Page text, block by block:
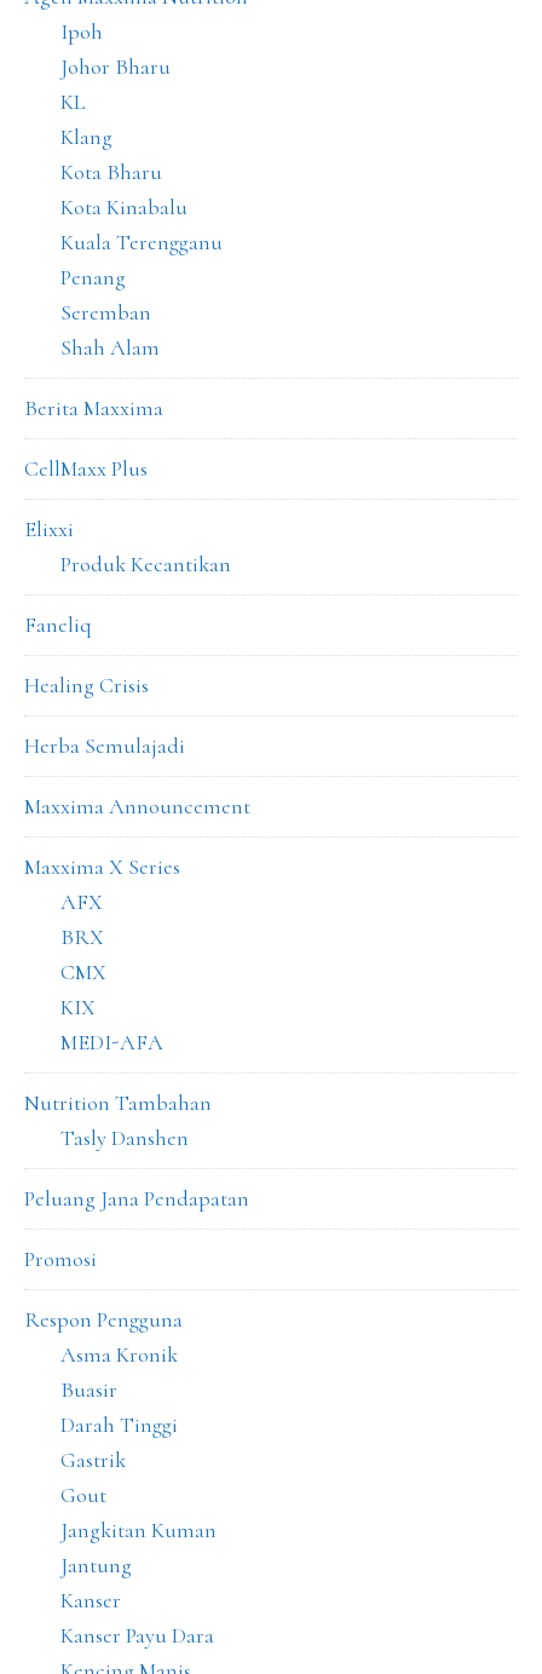
Ipoh
Johor Bharu
KL
Klang
Kota Bharu
Kota Kinabalu
Kuala Terengganu
Penang
Seremban
Shah Alam
Berita Maxxima
CellMaxx Plus
Elixxi
Produk Kecantikan
Faneliq
Healing Crisis
Herba Semulajadi
Maxxima Announcement
Maxxima X Series
AFX
BRX
CMX
KIX
MEDI-AFA
Nutrition Tambahan
Tasly Danshen
Peluang Jana Pendapatan
Promosi
Respon Pengguna
Asma Kronik
Buasir
Darah Tinggi
Gastrik
Gout
Jangkitan Kuman
Jantung
Kanser
Kanser Payu Dara